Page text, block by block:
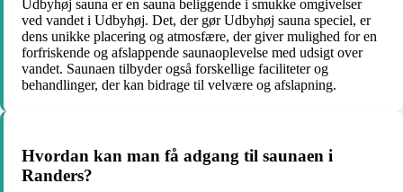
Udbyhøj sauna er en sauna beliggende i smukke omgivelser
ved vandet i Udbyhøj. Det, der gør Udbyhøj sauna speciel, er
dens unikke placering og atmosfære, der giver mulighed for en
forfriskende og afslappende saunaoplevelse med udsigt over
vandet. Saunaen tilbyder også forskellige faciliteter og
behandlinger, der kan bidrage til velvære og afslapning.
Hvordan kan man få adgang til saunaen i
Randers?